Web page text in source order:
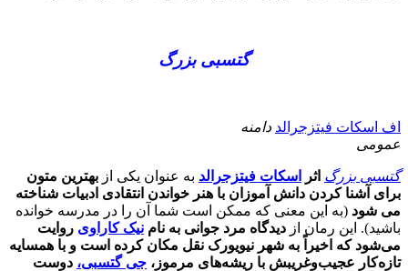
گتسبی بزرگ
اف اسکات فیتزجرالد دامنه
عمومی
گتسبی بزرگ اثر اسکات فیتزجرالد به عنوان یکی از بهترین متون
برای آشنا کردن دانش آموزان با هنر خواندن انتقادی ادبیات شناخته
می شود (به این معنی که ممکن است شما آن را در مدرسه خوانده
باشید). این رمان از دیدگاه مرد جوانی به نام نیک کاراوی روایت
می‌شود که اخیراً به شهر نیویورک نقل مکان کرده است و با همسایه
تازه‌کار عجیب‌وغریبش با ریشه‌های مرموز، جی گتسبی، دوست